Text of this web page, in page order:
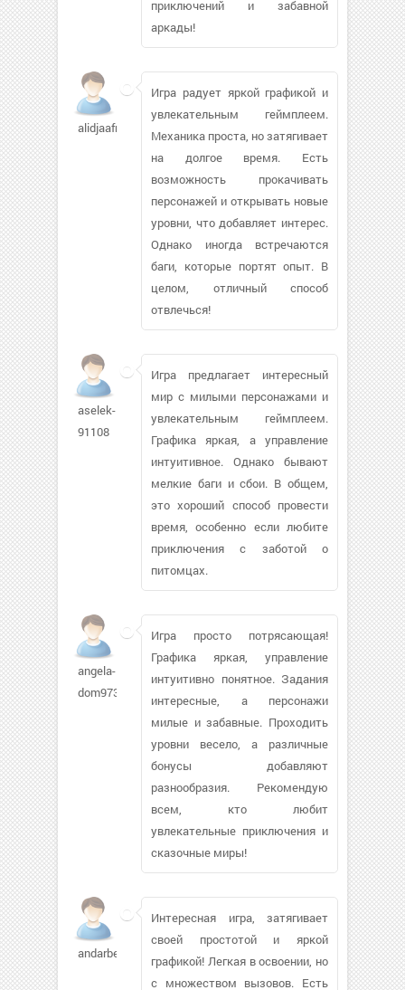
приключений и забавной
аркады!
alidjaafri814
Игра радует яркой графикой и
увлекательным геймплеем.
Механика проста, но затягивает
на долгое время. Есть
возможность прокачивать
персонажей и открывать новые
уровни, что добавляет интерес.
Однако иногда встречаются
баги, которые портят опыт. В
целом, отличный способ
отвлечься!
aselek-
91108
Игра предлагает интересный
мир с милыми персонажами и
увлекательным геймплеем.
Графика яркая, а управление
интуитивное. Однако бывают
мелкие баги и сбои. В общем,
это хороший способ провести
время, особенно если любите
приключения с заботой о
питомцах.
angela-
dom973
Игра просто потрясающая!
Графика яркая, управление
интуитивно понятное. Задания
интересные, а персонажи
милые и забавные. Проходить
уровни весело, а различные
бонусы добавляют
разнообразия. Рекомендую
всем, кто любит
увлекательные приключения и
сказочные миры!
andarbek306
Интересная игра, затягивает
своей простотой и яркой
графикой! Легкая в освоении, но
с множеством вызовов. Есть